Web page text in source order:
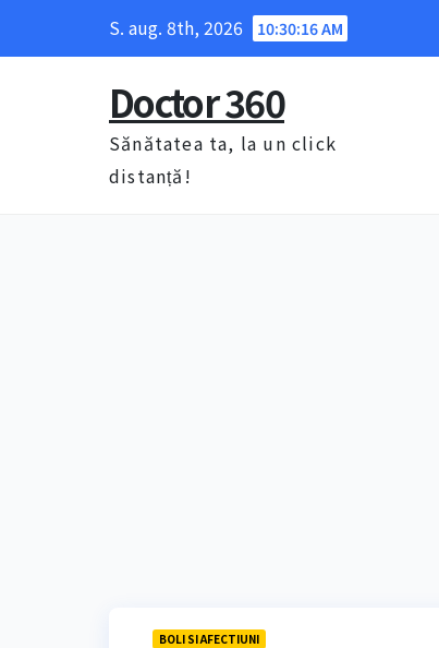
S. aug. 8th, 2026 10:30:17 AM
Doctor 360
Sănătatea ta, la un click
distanță!
BOLI SI AFECTIUNI